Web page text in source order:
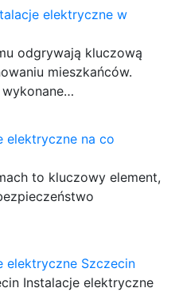
elektryczne w
odgrywają kluczową
mieszkańców.
wykonane…
elektryczne na co
to kluczowy element,
elektryczne Szczecin
Instalacje elektryczne